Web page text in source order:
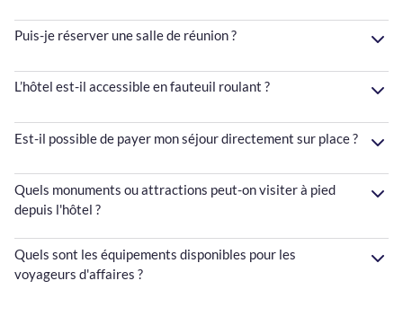
Puis-je réserver une salle de réunion ?
L’hôtel est-il accessible en fauteuil roulant ?
Est-il possible de payer mon séjour directement sur place ?
Quels monuments ou attractions peut-on visiter à pied
depuis l'hôtel ?
Quels sont les équipements disponibles pour les
voyageurs d'affaires ?